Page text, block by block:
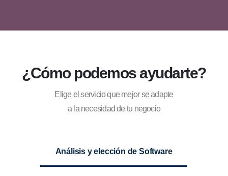
¿Cómo podemos ayudarte?
Elige el servicio que mejor se adapte
a la necesidad de tu negocio
Análisis y elección de Software